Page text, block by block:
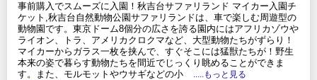
事前購入でスムーズに入園！秋吉台サファリランド マイカー入園チ
ケット,秋吉台自然動物公園サファリランドは、車で楽しむ周遊型の
動物園です。東京ドーム8個分の広さを誇る園内にはアフリカゾウや
ライオン、トラ、アメリカクロクマなど、大型動物たちがずらり！
マイカーからガラス一枚を挟んで、すぐそこには猛獣たちが！野生
本来の姿で暮らす動物たちを間近でじっくり眺めることができま
す。また、モルモットやウサギなどの小
.....もっと見る